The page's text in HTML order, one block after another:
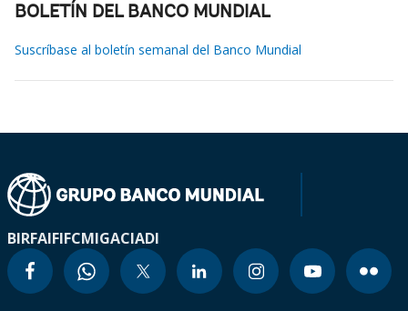
BOLETÍN DEL BANCO MUNDIAL
Suscríbase al boletín semanal del Banco Mundial
BIRFAIFIFCMIGACIADI